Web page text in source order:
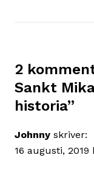
2
Sankt
historia”
Johnny skriver:
16 augusti, 2019